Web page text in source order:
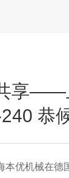
享——
恭
本优机械在